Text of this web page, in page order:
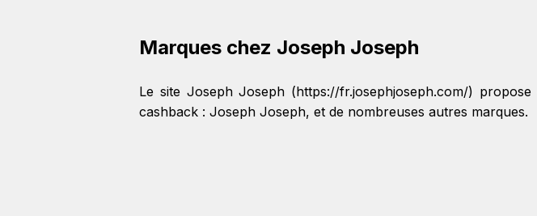
Marques chez Joseph Joseph
Le site Joseph Joseph (https://fr.josephjoseph.com/)
cashback : Joseph Joseph, et de nombreuses autres marques.